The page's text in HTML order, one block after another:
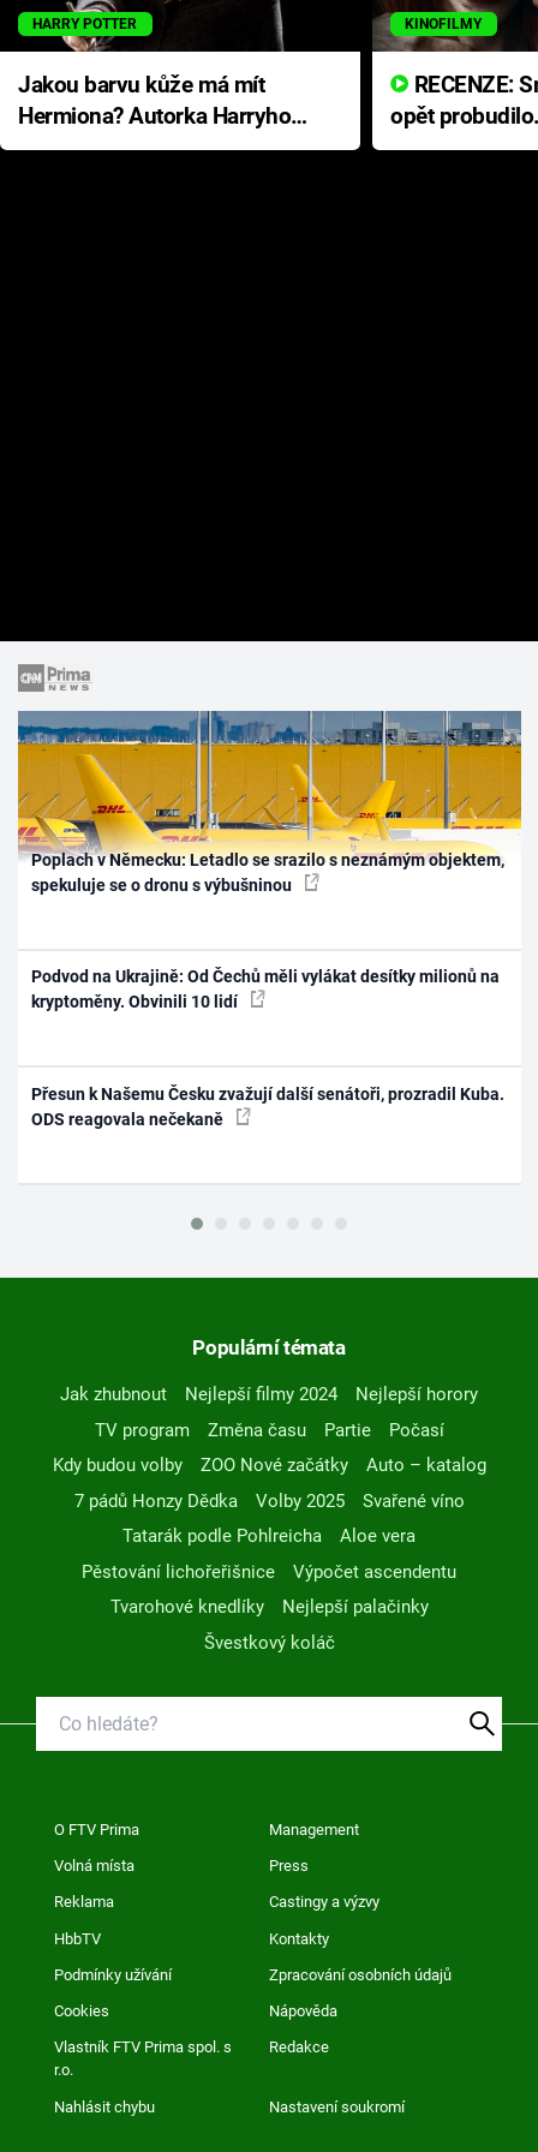
HARRY POTTER
Jakou barvu kůže má mít
Hermiona? Autorka Harryho
Pottera přišla s ráznou
KINOFILMY
opět
přichází s
Poplach v Německu: Letadlo se srazilo s neznámým objektem,
spekuluje se o dronu s výbušninou
Podvod na Ukrajině: Od Čechů měli vylákat desítky milionů na
kryptoměny. Obvinili 10 lidí
Přesun k Našemu Česku zvažují další senátoři, prozradil Kuba.
ODS reagovala nečekaně
Populární témata
Jak zhubnout Nejlepší filmy 2024
Nejlepší horory
TV program
Změna času Partie
Počasí
Kdy budou volby
ZOO Nové začátky
Auto – katalog
7 pádů Honzy Dědka
Volby 2025
Svařené víno
Tatarák podle Pohlreicha
Aloe vera
Pěstování lichořeřišnice
Výpočet ascendentu
Tvarohové knedlíky
Nejlepší palačinky
Švestkový koláč
O FTV Prima Management
Volná místa Press
Reklama Castingy a výzvy
HbbTV Kontakty
Podmínky užívání Zpracování osobních údajů
Cookies Nápověda
Vlastník FTV Prima spol. s
r.o.
Redakce
Nahlásit chybu Nastavení soukromí